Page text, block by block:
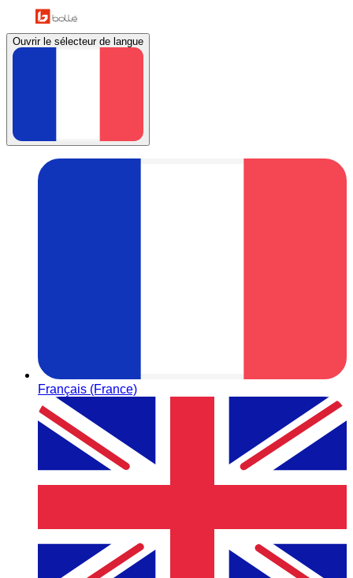
Ouvrir le sélecteur de langue
Français (France)